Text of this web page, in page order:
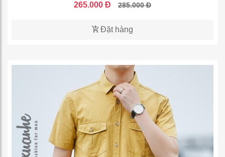
265.000 Đ 285.000 Đ
Đặt hàng